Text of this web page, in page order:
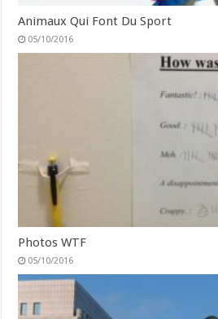
Animaux Qui Font Du Sport
05/10/2016
Photos WTF
05/10/2016